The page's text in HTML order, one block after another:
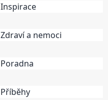
Inspirace
Zdraví a nemoci
Poradna
Příběhy